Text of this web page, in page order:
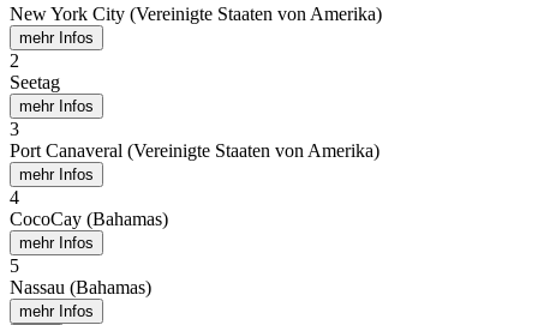
New York City (Vereinigte Staaten von Amerika)
mehr Infos
2
Seetag
mehr Infos
3
Port Canaveral (Vereinigte Staaten von Amerika)
mehr Infos
4
CocoCay (Bahamas)
mehr Infos
5
Nassau (Bahamas)
mehr Infos